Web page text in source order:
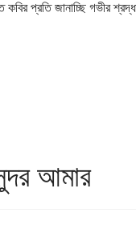
কবির প্রতি জানাচ্ছি গভীর
আমার